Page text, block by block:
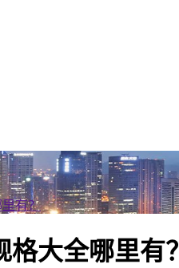
里有？
大全哪里有？